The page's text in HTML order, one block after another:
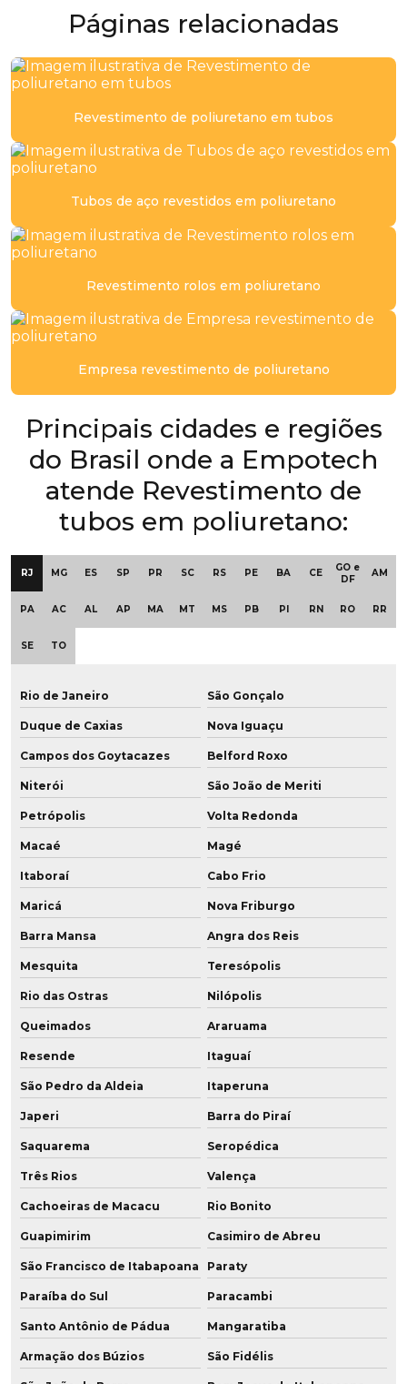
Distribuidor poliuretano
Distribuidora de placa de poliuretano
Empresa de chapa de poliuretano
Empresa de chapa de pu
Empresa de peças em poliuretano
Empresa de placa de poliuretano
Empresa de polia em poliuretano
Empresa de poliuretano aditivado
Empresa de poliuretano com grafeno
Empresa de revestimento de polia em pu
Empresa revestimento de poliuretano
Empresa de roda vulkollan para frigoríficos
Empresa de rodas em poliuretano
Empresa de roldana em poliuretano sob medida
Empresa de roldana em pu baixa dureza
Empresas de poliuretano
Fábrica de buchas de poliuretano
Fábrica de chapa de pu
Fábrica de chapas de poliuretano
Fábrica placa poliuretano
Fábrica de placa de pu
Fábrica de poliuretano aditivado
Fábrica de poliuretano com grafeno
Fábrica de poliuretano no brasil
Fábrica de poliuretano em sp
Fábrica de roda de grafeno para empilhadeira
Fabricação de chapa de poliuretano
Fabricação de chapa de pu
Páginas relacionadas
Revestimento de poliuretano em tubos
Tubos de aço revestidos em poliuretano
Revestimento rolos em poliuretano
Empresa revestimento de poliuretano
Principais cidades e regiões
do Brasil onde a Empotech
atende Revestimento de
tubos em poliuretano:
RJ MG ES SP PR SC RS PE BA CE
GO e
DF
AM
PA AC AL AP MA MT MS PB PI RN RO RR
SE TO
Rio de Janeiro São Gonçalo
Duque de Caxias Nova Iguaçu
Campos dos Goytacazes Belford Roxo
Niterói São João de Meriti
Petrópolis Volta Redonda
Macaé Magé
Itaboraí Cabo Frio
Maricá Nova Friburgo
Barra Mansa Angra dos Reis
Mesquita Teresópolis
Rio das Ostras Nilópolis
Queimados Araruama
Resende Itaguaí
São Pedro da Aldeia Itaperuna
Japeri Barra do Piraí
Saquarema Seropédica
Três Rios Valença
Cachoeiras de Macacu Rio Bonito
Guapimirim Casimiro de Abreu
São Francisco de Itabapoana Paraty
Paraíba do Sul Paracambi
Santo Antônio de Pádua Mangaratiba
Armação dos Búzios São Fidélis